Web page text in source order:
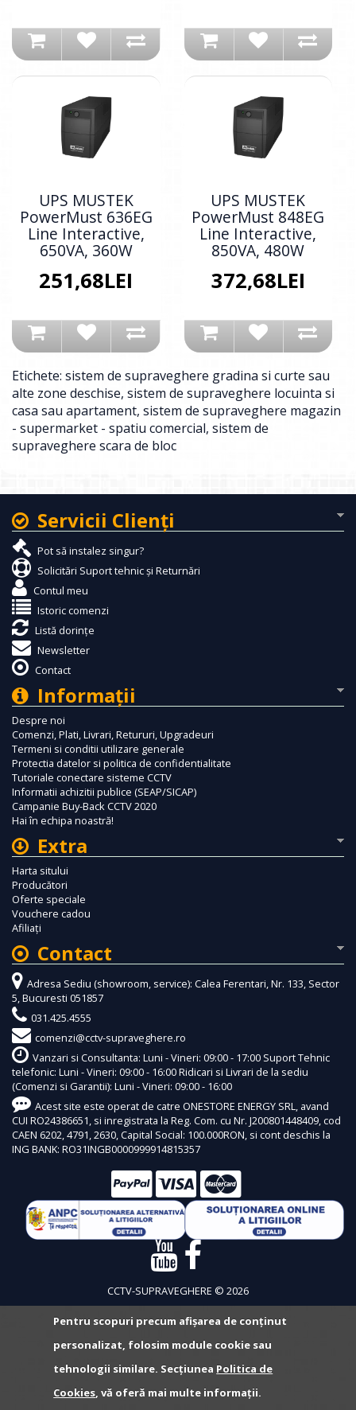
UPS MUSTEK
PowerMust 636EG
Line Interactive,
650VA, 360W
251,68LEI
UPS MUSTEK
PowerMust 848EG
Line Interactive,
850VA, 480W
372,68LEI
Etichete: sistem de supraveghere gradina si curte sau
alte zone deschise, sistem de supraveghere locuinta si
casa sau apartament, sistem de supraveghere magazin
- supermarket - spatiu comercial, sistem de
supraveghere scara de bloc
Servicii Clienţi
Pot să instalez singur?
Solicitări Suport tehnic și Returnări
Contul meu
Istoric comenzi
Listă dorințe
Newsletter
Contact
Informaţii
Despre noi
Comenzi, Plati, Livrari, Retururi, Upgradeuri
Termeni si conditii utilizare generale
Protectia datelor si politica de confidentialitate
Tutoriale conectare sisteme CCTV
Informatii achizitii publice (SEAP/SICAP)
Campanie Buy-Back CCTV 2020
Hai în echipa noastră!
Extra
Harta sitului
Producători
Oferte speciale
Vouchere cadou
Afiliaţi
Contact
Adresa Sediu (showroom, service): Calea Ferentari, Nr. 133, Sector
5, Bucuresti 051857
031.425.4555
comenzi@cctv-supraveghere.ro
Vanzari si Consultanta: Luni - Vineri: 09:00 - 17:00 Suport Tehnic
telefonic: Luni - Vineri: 09:00 - 16:00 Ridicari si Livrari de la sediu
(Comenzi si Garantii): Luni - Vineri: 09:00 - 16:00
Acest site este operat de catre ONESTORE ENERGY SRL, avand
CUI RO24386651, si inregistrata la Reg. Com. cu Nr. J200801448409, cod
CAEN 6202, 4791, 2630, Capital Social: 100.000RON, si cont deschis la
ING BANK: RO31INGB0000999914815357
CCTV-SUPRAVEGHERE © 2026
Pentru scopuri precum afișarea de conținut
personalizat, folosim module cookie sau
tehnologii similare. Secțiunea Politica de
Cookies, vă oferă mai multe informații.